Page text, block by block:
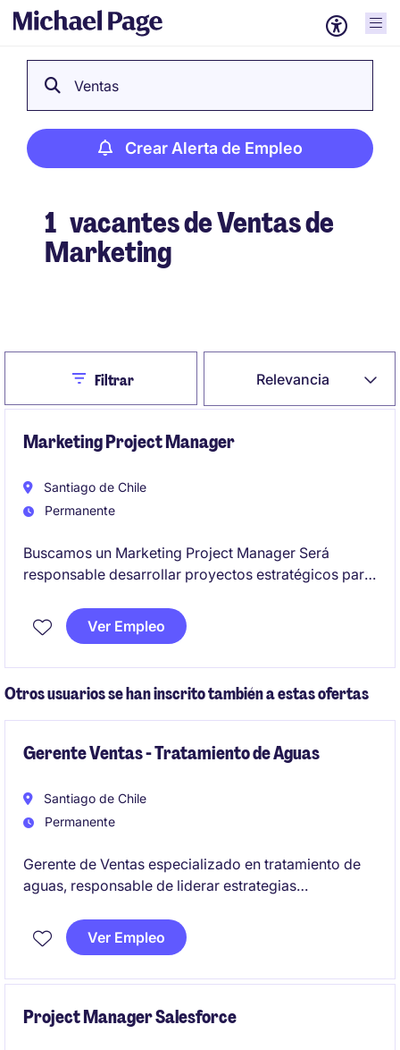
Ventas
Crear Alerta de Empleo
1 vacantes de Ventas de
Marketing
Relevancia
CloseFiltrar
Marketing Project Manager
Santiago de Chile
Permanente
Buscamos un Marketing Project Manager Será
responsable desarrollar proyectos estratégicos para
impulsando ventas, trabajando en el posicionamiento
de marca y mejorando la experiencia de usuario, en
Ver Empleo
Otros usuarios se han inscrito también a estas ofertas
Gerente Ventas - Tratamiento de Aguas
Santiago de Chile
Permanente
Gerente de Ventas especializado en tratamiento de
aguas, responsable de liderar estrategias
sector minero e industrial. Se busca un perfil con
enfoque en el desarrollo de soluciones, experiencia
Ver Empleo
Project Manager Salesforce